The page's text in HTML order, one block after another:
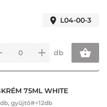
L04-00-3
db
75ML WHITE
gyűjtő#=12db